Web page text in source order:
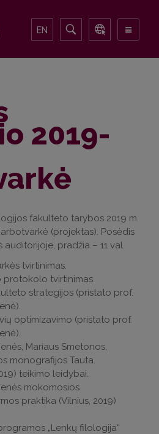
EN
2019-
fakulteto tarybos 2019 m.
(projektas). Posėdis
pradžia – 11 val.
tvirtinimas.
protokolo tvirtinimas.
strategijos (pristato prof.
optimizavimo (pristato prof.
Mariaus Smetonos,
monografijos Tauta.
teikimo leidybai.
mokomosios
praktika (Vilnius, 2019)
„Lenkų filologija“